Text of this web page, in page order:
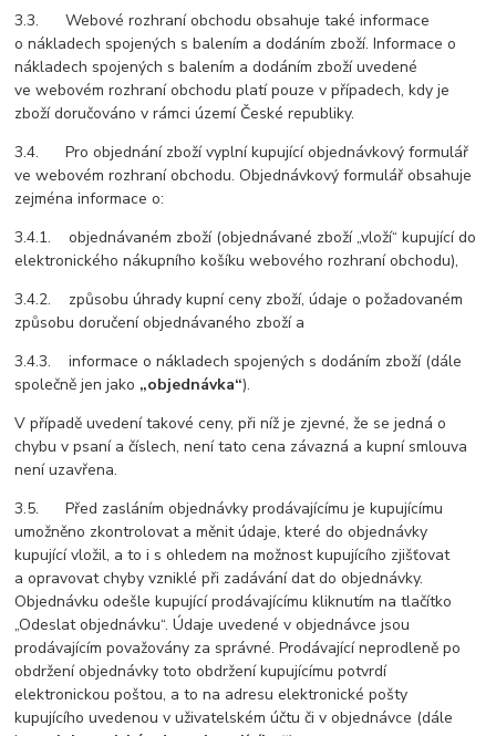
3.3. Webové rozhraní obchodu obsahuje také informace
o nákladech spojených s balením a dodáním zboží. Informace o
nákladech spojených s balením a dodáním zboží uvedené
ve webovém rozhraní obchodu platí pouze v případech, kdy je
zboží doručováno v rámci území České republiky.
3.4. Pro objednání zboží vyplní kupující objednávkový formulář
ve webovém rozhraní obchodu. Objednávkový formulář obsahuje
zejména informace o:
3.4.1. objednávaném zboží (objednávané zboží „vloží“ kupující do
elektronického nákupního košíku webového rozhraní obchodu),
3.4.2. způsobu úhrady kupní ceny zboží, údaje o požadovaném
způsobu doručení objednávaného zboží a
3.4.3. informace o nákladech spojených s dodáním zboží (dále
společně jen jako „objednávka“).
V případě uvedení takové ceny, při níž je zjevné, že se jedná o
chybu v psaní a číslech, není tato cena závazná a kupní smlouva
není uzavřena.
3.5. Před zasláním objednávky prodávajícímu je kupujícímu
umožněno zkontrolovat a měnit údaje, které do objednávky
kupující vložil, a to i s ohledem na možnost kupujícího zjišťovat
a opravovat chyby vzniklé při zadávání dat do objednávky.
Objednávku odešle kupující prodávajícímu kliknutím na tlačítko
„Odeslat objednávku“. Údaje uvedené v objednávce jsou
prodávajícím považovány za správné. Prodávající neprodleně po
obdržení objednávky toto obdržení kupujícímu potvrdí
elektronickou poštou, a to na adresu elektronické pošty
kupujícího uvedenou v uživatelském účtu či v objednávce (dále